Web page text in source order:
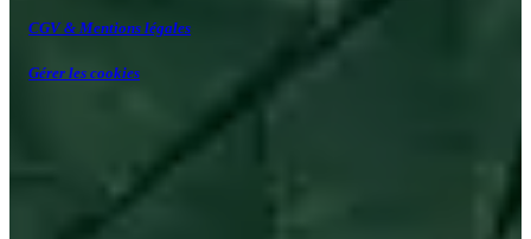
CGV & Mentions légales
Gérer les cookies